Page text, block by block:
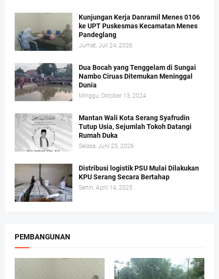
Kunjungan Kerja Danramil Menes 0106
ke UPT Puskesmas Kecamatan Menes
Pandeglang
Jumat, Juli 24, 2026
Dua Bocah yang Tenggelam di Sungai
Nambo Ciruas Ditemukan Meninggal
Dunia
Minggu, Oktober 13, 2024
Mantan Wali Kota Serang Syafrudin
Tutup Usia, Sejumlah Tokoh Datangi
Rumah Duka
Selasa, Juni 23, 2026
Distribusi logistik PSU Mulai Dilakukan
KPU Serang Secara Bertahap
Senin, April 14, 2025
PEMBANGUNAN